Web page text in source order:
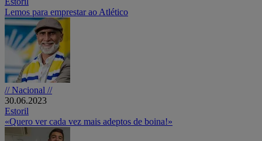
Lemos para emprestar ao Atlético
// Nacional //
30.06.2023
Estoril
«Quero ver cada vez mais adeptos de boina!»